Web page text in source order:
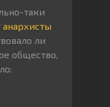
таки
анархисты
ли
общество,